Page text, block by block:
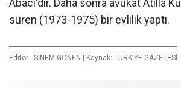
Abacı'dır. Daha sonra avukat Atilla
süren (1973-1975) bir evlilik yaptı.
Editör : SİNEM GÖNEN Kaynak: TÜRKİYE GAZETESİ